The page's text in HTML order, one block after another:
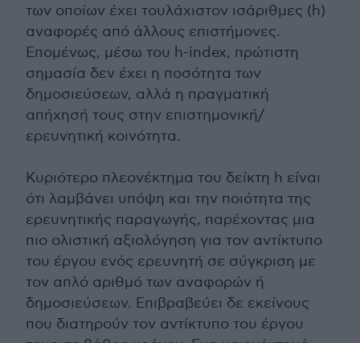
των οποίων έχει τουλάχιστον ισάριθμες (h)
αναφορές από άλλους επιστήμονες.
Επομένως, μέσω του h-index, πρώτιστη
σημασία δεν έχει η ποσότητα των
δημοσιεύσεων, αλλά η πραγματική
απήχησή τους στην επιστημονική/
ερευνητική κοινότητα.
Κυριότερο πλεονέκτημα του δείκτη h είναι
ότι λαμβάνει υπόψη και την ποιότητα της
ερευνητικής παραγωγής, παρέχοντας μια
πιο ολιστική αξιολόγηση για τον αντίκτυπο
του έργου ενός ερευνητή σε σύγκριση με
τον απλό αριθμό των αναφορών ή
δημοσιεύσεων. Επιβραβεύει δε εκείνους
που διατηρούν τον αντίκτυπο του έργου